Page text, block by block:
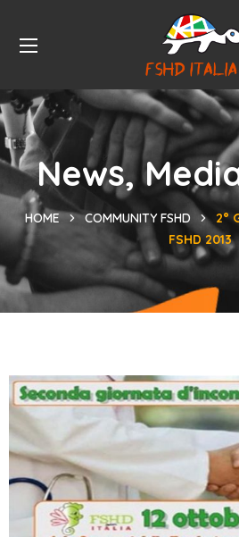
News,
HOME COMMUNITY FSHD
2°
FSHD 2013